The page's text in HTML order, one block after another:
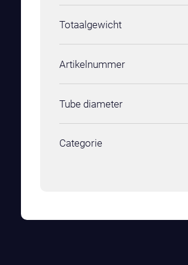
Totaalgewicht
Artikelnummer
Tube diameter
Categorie